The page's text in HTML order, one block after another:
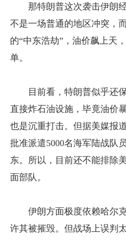
那特朗普这次袭击伊朗
不是一场普通的地区冲突，
的“中东浩劫”，油价飙上天
单。
目前看，特朗普似乎还
直接炸石油设施，毕竟油价
也是沉重打击。但据美媒报
批准派遣5000名海军陆战队
东。所以，目前还不能排除
面部队。
伊朗方面极度依赖哈尔
许其被摧毁。但战场上误判